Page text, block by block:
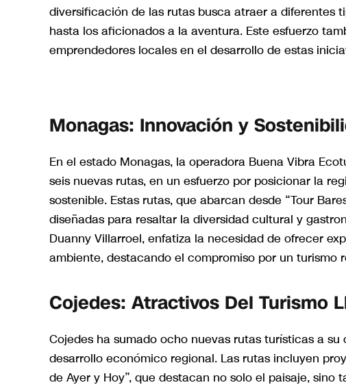
diversificación de las rutas busca atraer a diferentes
hasta los aficionados a la aventura. Este esfuerzo
emprendedores locales en el desarrollo de estas
Monagas: Innovación y
En el estado Monagas, la operadora Buena Vibra
seis nuevas rutas, en un esfuerzo por posicionar la
sostenible. Estas rutas, que abarcan desde “Tour
diseñadas para resaltar la diversidad cultural y
Duanny Villarroel, enfatiza la necesidad de ofrecer
ambiente, destacando el compromiso por un turismo
Cojedes: Atractivos Del Turismo
Cojedes ha sumado ocho nuevas rutas turísticas a
desarrollo económico regional. Las rutas incluyen
de Ayer y Hoy”, que destacan no solo el paisaje,